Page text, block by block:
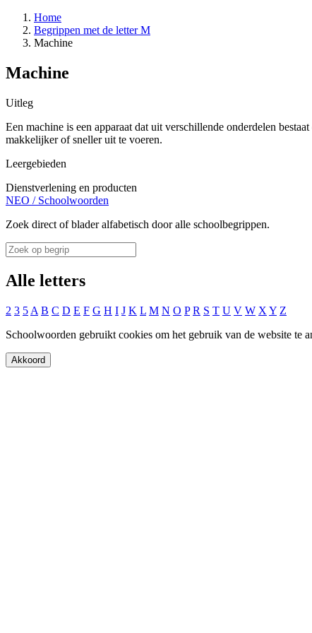
Home
Begrippen met de letter M
Machine
Machine
Uitleg
Een machine is een apparaat dat uit verschillende onderdelen
makkelijker of sneller uit te voeren.
Leergebieden
Dienstverlening en producten
NEO / Schoolwoorden
Zoek direct of blader alfabetisch door alle schoolbegrippen.
Alle letters
2 3 5 A B C D E F G H I J K L M N O P R S T U V W X Y Z
Schoolwoorden gebruikt cookies om het gebruik van de website te
Akkoord